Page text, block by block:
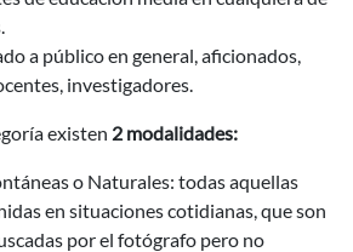
a público en general, aficionados,
investigadores.
existen 2 modalidades:
o Naturales: todas aquellas
en situaciones cotidianas, que son
por el fotógrafo pero no